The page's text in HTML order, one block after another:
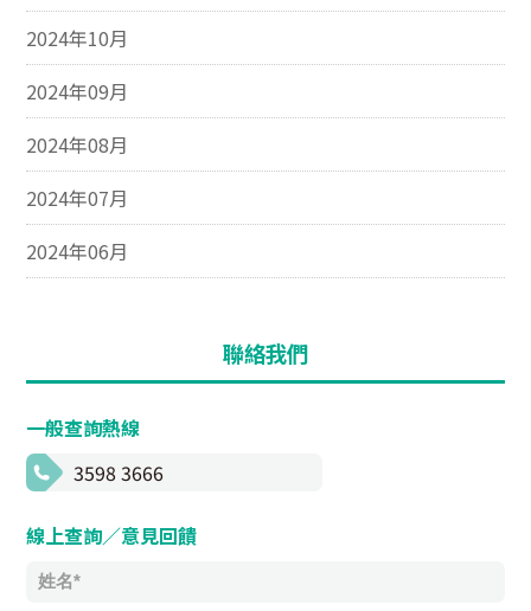
2024年10月
2024年09月
2024年08月
2024年07月
2024年06月
聯絡我們
一般查詢熱線
3598 3666
線上查詢／意見回饋